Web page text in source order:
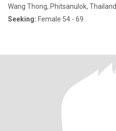
Wang Thong, Phitsanulok, Thailand
Seeking: Female 54 - 69